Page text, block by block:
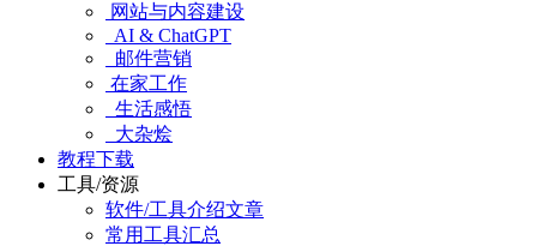
网站与内容建设
AI & ChatGPT
邮件营销
在家工作
生活感悟
大杂烩
教程下载
工具/资源
软件/工具介绍文章
常用工具汇总